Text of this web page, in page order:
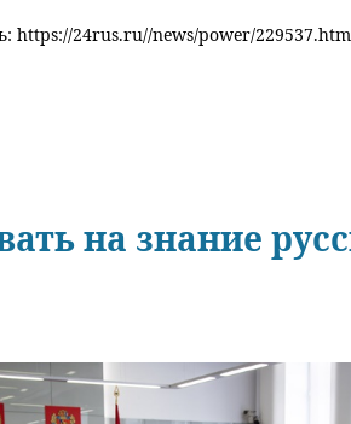
https://24rus.ru//news/power/
на знание